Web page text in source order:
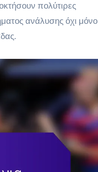
πολύτιρες
ανάλυσης όχι μόνο